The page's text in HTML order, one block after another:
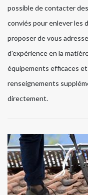
possible de contacter
conviés pour enlever les
proposer de vous
d'expérience en la
équipements efficaces
renseignements
directement.